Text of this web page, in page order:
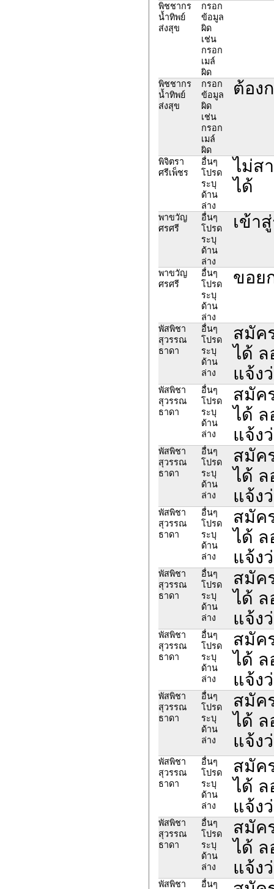
พิชชากร
น้ำทิพย์
ส่งสุข
กรอก
ข้อมูล
ผิด
เช่น
กรอก
เมล์
ผิด
พิชชากร
น้ำทิพย์
ส่งสุข
กรอก
ข้อมูล
ผิด
เช่น
กรอก
เมล์
ผิด
ต้อง
พิจิตรา
ศรีเพ็ชร
อื่นๆ
โปรด
ระบุ
ด้าน
ล่าง
ไม่ส
ได้
พาขวัญ
ศรศรี
อื่นๆ
โปรด
ระบุ
ด้าน
ล่าง
เข้า
พาขวัญ
ศรศรี
อื่นๆ
โปรด
ระบุ
ด้าน
ล่าง
ขอย
พัสพิชา
สุวรรณ
ธาดา
อื่นๆ
โปรด
ระบุ
ด้าน
ล่าง
สมัค
ได้ ล
แจ้ง
พัสพิชา
สุวรรณ
ธาดา
อื่นๆ
โปรด
ระบุ
ด้าน
ล่าง
สมัค
ได้ ล
แจ้ง
พัสพิชา
สุวรรณ
ธาดา
อื่นๆ
โปรด
ระบุ
ด้าน
ล่าง
สมัค
ได้ ล
แจ้ง
พัสพิชา
สุวรรณ
ธาดา
อื่นๆ
โปรด
ระบุ
ด้าน
ล่าง
สมัค
ได้ ล
แจ้ง
พัสพิชา
สุวรรณ
ธาดา
อื่นๆ
โปรด
ระบุ
ด้าน
ล่าง
สมัค
ได้ ล
แจ้ง
พัสพิชา
สุวรรณ
ธาดา
อื่นๆ
โปรด
ระบุ
ด้าน
ล่าง
สมัค
ได้ ล
แจ้ง
พัสพิชา
สุวรรณ
ธาดา
อื่นๆ
โปรด
ระบุ
ด้าน
ล่าง
สมัค
ได้ ล
แจ้ง
พัสพิชา
สุวรรณ
ธาดา
อื่นๆ
โปรด
ระบุ
ด้าน
ล่าง
สมัค
ได้ ล
แจ้ง
พัสพิชา
สุวรรณ
ธาดา
อื่นๆ
โปรด
ระบุ
ด้าน
ล่าง
สมัค
ได้ ล
แจ้ง
พัสพิชา อื่นๆ